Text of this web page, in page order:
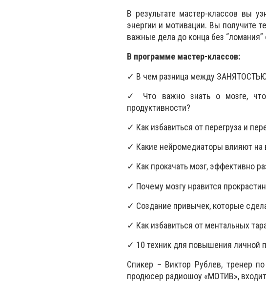
В результате мастер-классов вы
энергии и мотивации. Вы получите
важные дела до конца без “ломания”
В программе мастер-классов:
✓ В чем разница между
✓ Что важно знать о мозге,
продуктивности?
✓ Как избавиться от перегруза и
✓ Какие нейромедиаторы влияют на
✓ Как прокачать мозг, эффективно
✓ Почему мозгу нравится
✓ Создание привычек, которые
✓ Как избавиться от ментальных
✓ 10 техник для повышения личной
Спикер – Виктор Рублев, тренер
продюсер радиошоу «МОТИВ»,